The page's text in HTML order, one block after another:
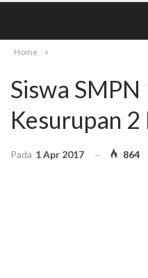
Home
Siswa
Kesurupan
Pada 1 Apr 2017 864